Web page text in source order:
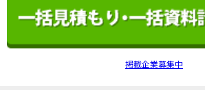
掲載企業募集中